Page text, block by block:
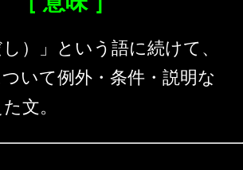
し）」という語に続けて、
いて例外・条件・説明な
文。